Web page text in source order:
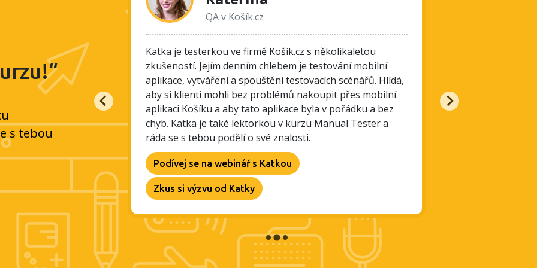
s tebou
se Patrik
hotelového
Ve firmě Škoda Auto,
a ve Fortuně
se pravidelně
znalosti svým
QA v Košík.cz
Katka je testerkou ve firmě Košík.cz s několikaletou
zkušeností. Jejím denním chlebem je testování mobilní
aplikace, vytváření a spouštění testovacích scénářů. Hlídá,
aby si klienti mohli bez problémů nakoupit přes mobilní
aplikaci Košíku a aby tato aplikace byla v pořádku a bez
chyb. Katka je také lektorkou v kurzu Manual Tester a
ráda se s tebou podělí o své znalosti.
Podívej se na webinář s Katkou
Zkus si výzvu od Katky
strategií, plánů a
konce, včetně